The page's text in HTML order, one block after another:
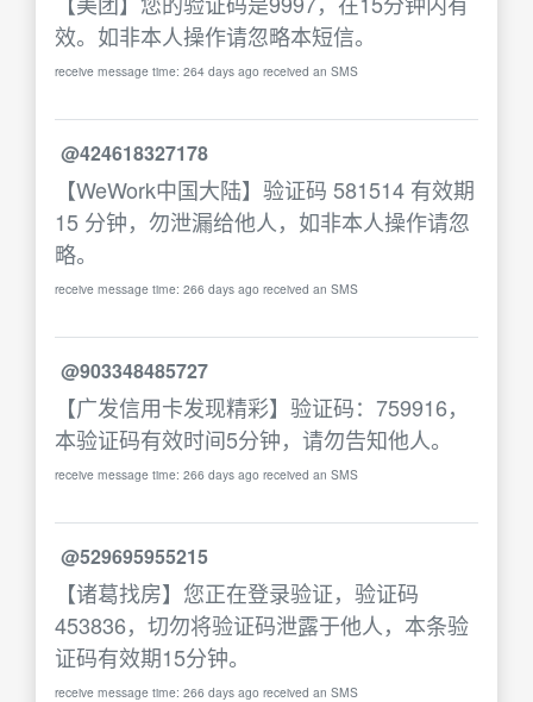
效。如非本人操作请忽略本短信。
receive message time: 264 days ago received an SMS
@424618327178
【WeWork中国大陆】验证码 581514 有效期
15 分钟，勿泄漏给他人，如非本人操作请忽
略。
receive message time: 266 days ago received an SMS
@903348485727
【广发信用卡发现精彩】验证码：759916，
本验证码有效时间5分钟，请勿告知他人。
receive message time: 266 days ago received an SMS
@529695955215
【诸葛找房】您正在登录验证，验证码
453836，切勿将验证码泄露于他人，本条验
证码有效期15分钟。
receive message time: 266 days ago received an SMS